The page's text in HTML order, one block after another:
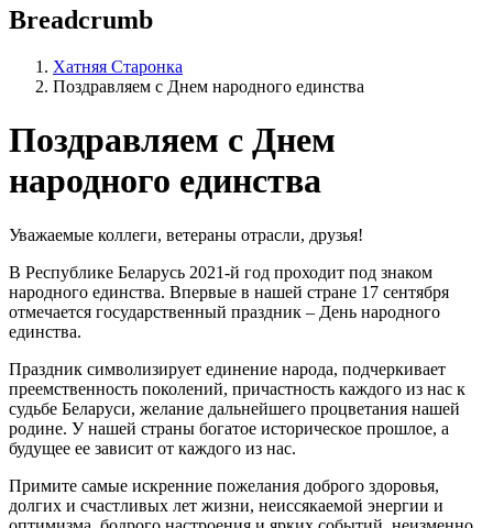
Breadcrumb
Хатняя Старонка
Поздравляем с Днем народного единства
Поздравляем с Днем
народного единства
Уважаемые коллеги, ветераны отрасли, друзья!
В Республике Беларусь 2021-й год проходит под знаком
народного единства. Впервые в нашей стране 17 сентября
отмечается государственный праздник – День народного
единства.
Праздник символизирует единение народа, подчеркивает
преемственность поколений, причастность каждого из нас к
судьбе Беларуси, желание дальнейшего процветания нашей
родине. У нашей страны богатое историческое прошлое, а
будущее ее зависит от каждого из нас.
Примите самые искренние пожелания доброго здоровья,
долгих и счастливых лет жизни, неиссякаемой энергии и